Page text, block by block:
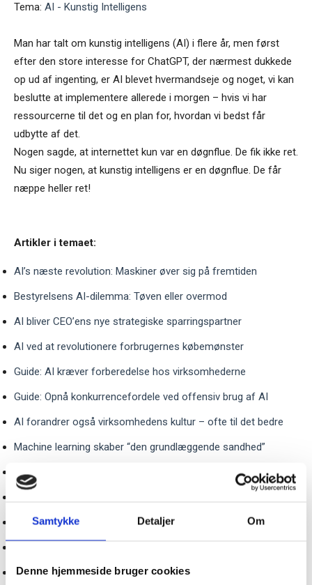
Samtykke Detaljer Om
Denne hjemmeside bruger cookies
Tema: AI - Kunstig Intelligens
Man har talt om kunstig intelligens (AI) i flere år, men først
efter den store interesse for ChatGPT, der nærmest dukkede
op ud af ingenting, er AI blevet hvermandseje og noget, vi kan
beslutte at implementere allerede i morgen – hvis vi har
ressourcerne til det og en plan for, hvordan vi bedst får
udbytte af det.
Nogen sagde, at internettet kun var en døgnflue. De fik ikke ret.
Nu siger nogen, at kunstig intelligens er en døgnflue. De får
næppe heller ret!
Artikler i temaet:
AI’s næste revolution: Maskiner øver sig på fremtiden
Bestyrelsens AI-dilemma: Tøven eller overmod
AI bliver CEO’ens nye strategiske sparringspartner
AI ved at revolutionere forbrugernes købemønster
Guide: AI kræver forberedelse hos virksomhederne
Guide: Opnå konkurrencefordele ved offensiv brug af AI
AI forandrer også virksomhedens kultur – ofte til det bedre
Machine learning skaber “den grundlæggende sandhed”
AI: Robotter kan nu forhandle sammen
CEO’en bør sætte sig for bordenden i AI-arbejdet
Guide: Den simple vej til at bruge AI
Tilmeld dig vores
nyhedsbrev